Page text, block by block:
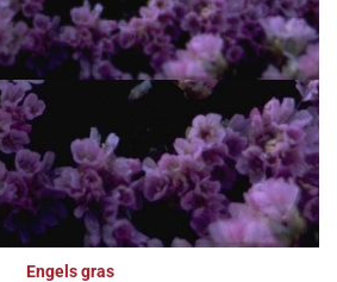
Engels gras